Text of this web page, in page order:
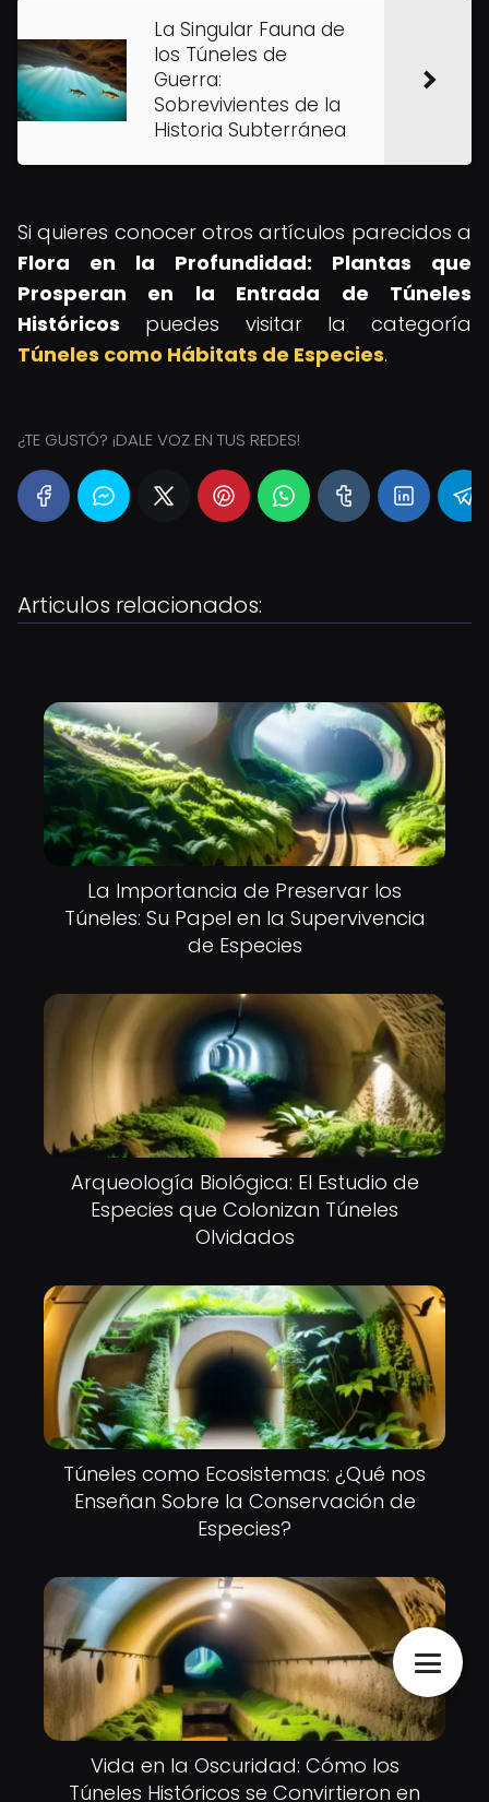
La Singular Fauna de
los Túneles de
Guerra:
Sobrevivientes de la
Historia Subterránea
Si quieres conocer otros artículos parecidos a
Flora en la Profundidad: Plantas que
Prosperan en la Entrada de Túneles
Históricos puedes visitar la categoría
Túneles como Hábitats de Especies.
¿TE GUSTÓ? ¡DALE VOZ EN TUS REDES!
Articulos relacionados:
La Importancia de Preservar los
Túneles: Su Papel en la Supervivencia
de Especies
Arqueología Biológica: El Estudio de
Especies que Colonizan Túneles
Olvidados
Túneles como Ecosistemas: ¿Qué nos
Enseñan Sobre la Conservación de
Especies?
Vida en la Oscuridad: Cómo los
Túneles Históricos se Convirtieron en